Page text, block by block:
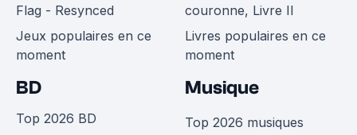
Flag - Resynced
Jeux populaires en ce
moment
couronne, Livre II
Livres populaires en ce
moment
BD
Top 2026 BD
Musique
Top 2026 musiques